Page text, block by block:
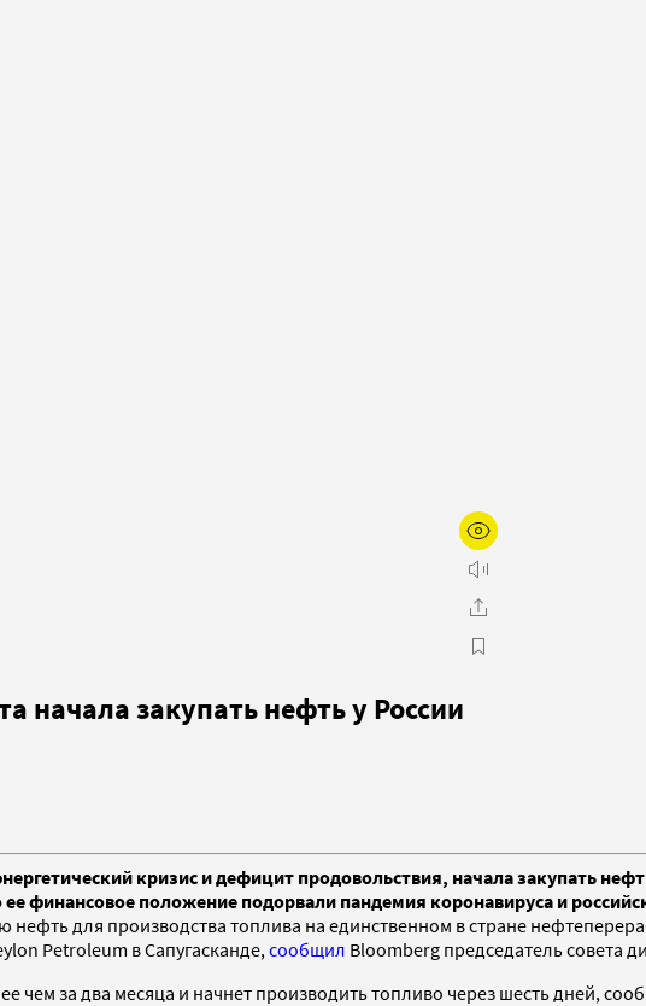
начала закупать нефть у России
кризис и дефицит продовольствия, начала закупать
финансовое положение подорвали пандемия коронавируса и
нефть для производства топлива на единственном в стране
Petroleum в Сапугасканде, сообщил Bloomberg председатель совета
чем за два месяца и начнет производить топливо через шесть дней,